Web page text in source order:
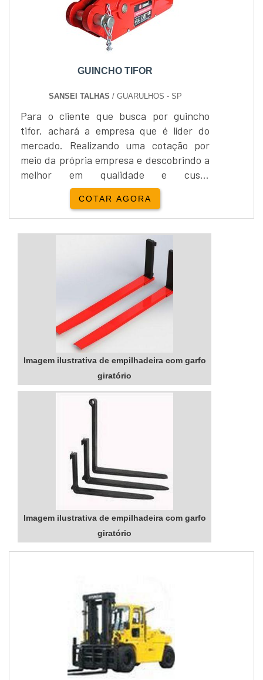
GUINCHO TIFOR
SANSEI TALHAS / GUARULHOS - SP
Para o cliente que busca por guincho
tifor, achará a empresa que é líder do
mercado. Realizando uma cotação por
meio da própria empresa e descobrindo a
melhor em qualidade e custo
benefício.DETALHES SOBRE GUINCHO
TIFORQuem pesquisa na internet por
guincho tipo tifor em uma empresa
responsável, descobre o site da Sansei
Talhas. É possível encontrar guincho
mecânico 2 toneladas e empilhadeira
elétrica 3,5m, oferecendo o que há de
COTAR AGORA
Imagem ilustrativa de empilhadeira com garfo
giratório
Imagem ilustrativa de empilhadeira com garfo
giratório